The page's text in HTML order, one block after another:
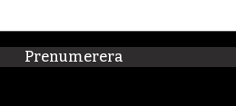
Prenumerera